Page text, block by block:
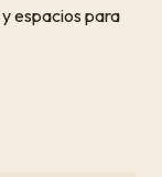
y espacios para